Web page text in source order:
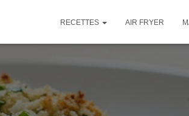
RECETTES AIR FRYER